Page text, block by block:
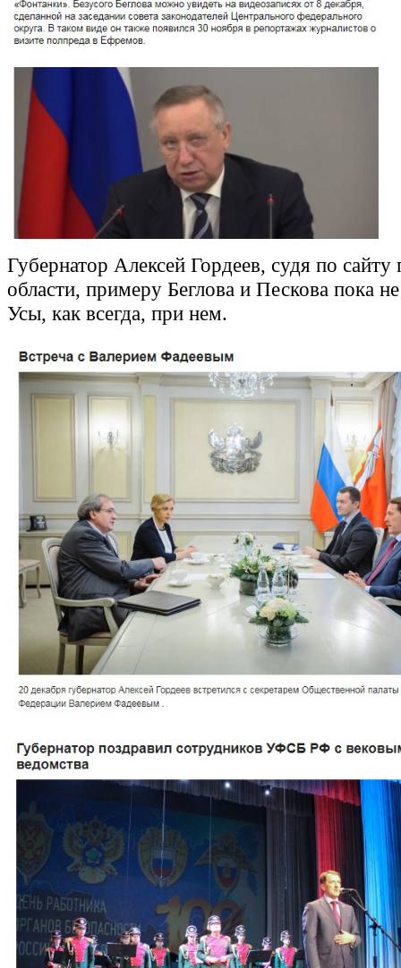
Губернатор Алексей Гордеев, судя по сайту
области, примеру Беглова и Пескова пока
Усы, как всегда, при нем.